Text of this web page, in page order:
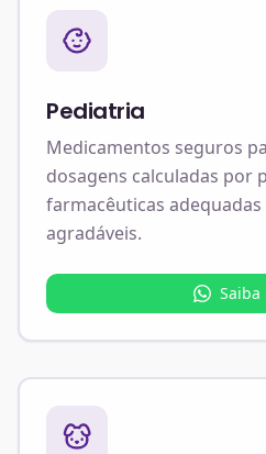
Pediatria
Medicamentos seguros
dosagens calculadas por
farmacêuticas adequadas
agradáveis.
Saiba